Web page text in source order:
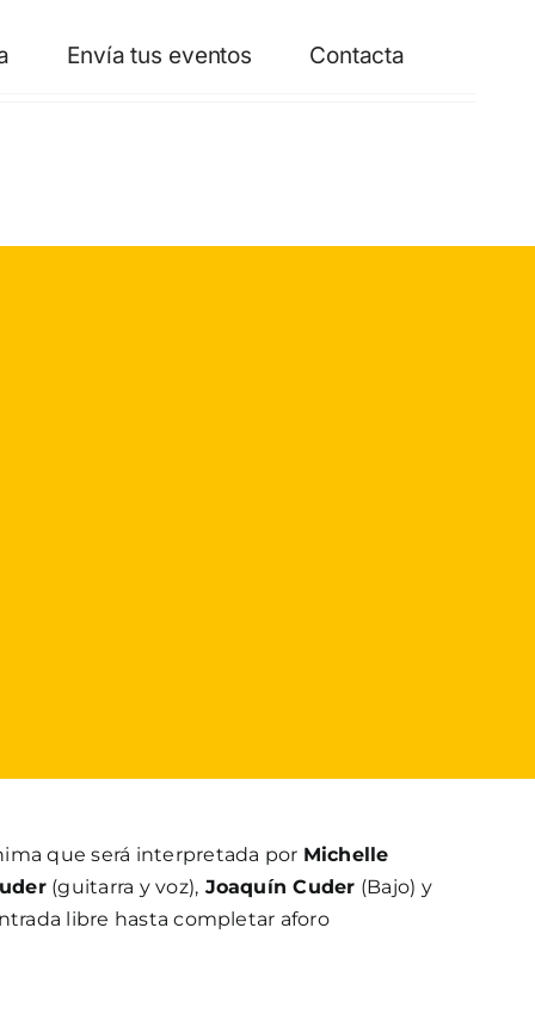
Envía tus eventos Contacta
que será interpretada por Michelle
(guitarra y voz), Joaquín Cuder (Bajo) y
libre hasta completar aforo